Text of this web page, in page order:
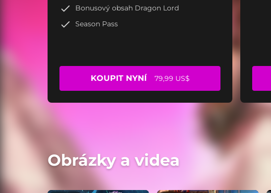
Bonusový obsah Dragon Lord
Season Pass
KOUPIT NYNÍ 79,99 US$
Obrázky a videa